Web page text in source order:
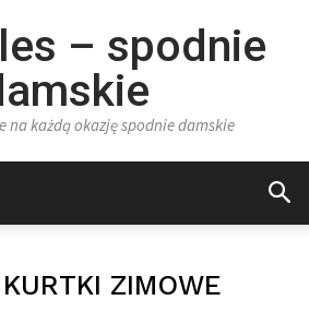
– spodnie
na każdą okazję spodnie damskie
KURTKI ZIMOWE